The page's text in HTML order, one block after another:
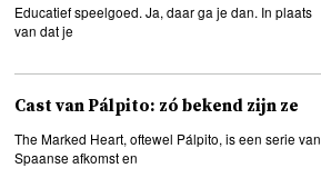
Educatief speelgoed. Ja, daar ga je dan. In plaats
van dat je
Cast van Pálpito: zó bekend zijn ze
The Marked Heart, oftewel Pálpito, is een serie van
Spaanse afkomst en